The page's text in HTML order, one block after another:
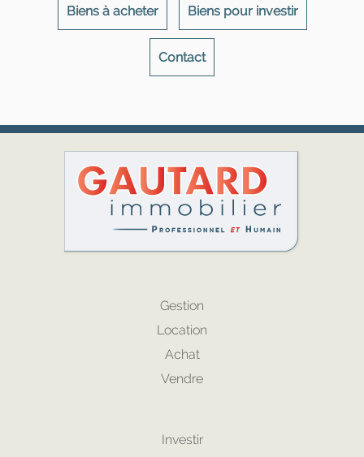
Biens à acheter Biens pour investir
Contact
Gestion
Location
Achat
Vendre
Investir